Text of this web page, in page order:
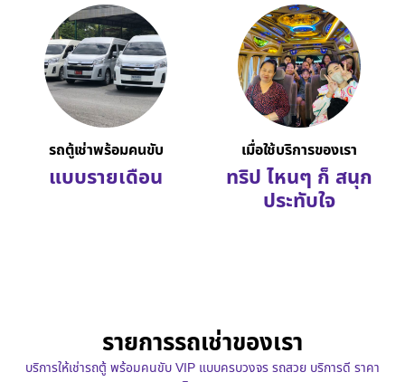
รถตู้เช่าพร้อมคนขับ
แบบรายเดือน
เมื่อใช้บริการของเรา
ทริป ไหนๆ ก็ สนุก
ประทับใจ
รายการรถเช่าของเรา
บริการให้เช่ารถตู้ พร้อมคนขับ VIP แบบครบวงจร รถสวย บริการดี ราคา